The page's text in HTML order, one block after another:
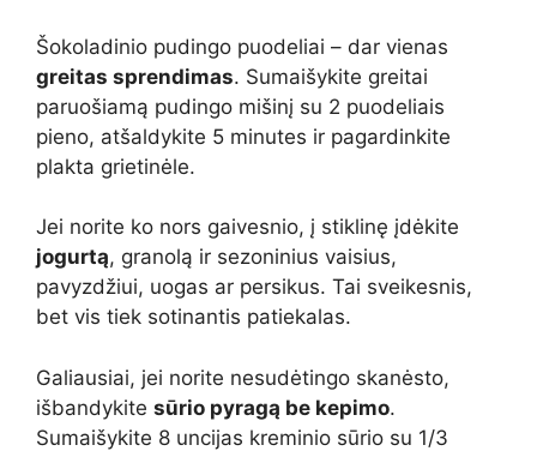
Šokoladinio pudingo puodeliai – dar vienas
greitas sprendimas. Sumaišykite greitai
paruošiamą pudingo mišinį su 2 puodeliais
pieno, atšaldykite 5 minutes ir pagardinkite
plakta grietinėle.
Jei norite ko nors gaivesnio, į stiklinę įdėkite
jogurtą, granolą ir sezoninius vaisius,
pavyzdžiui, uogas ar persikus. Tai sveikesnis,
bet vis tiek sotinantis patiekalas.
Galiausiai, jei norite nesudėtingo skanėsto,
išbandykite sūrio pyragą be kepimo.
Sumaišykite 8 uncijas kreminio sūrio su 1/3